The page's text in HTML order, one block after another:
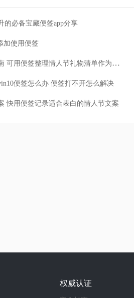
的必备宝藏便签app分享
加使用便签
情人节送礼指南 可用便签整理情人节礼物清单作为参考
便签怎么办 便签打不开怎么解决
快用便签记录适合表白的情人节文案
权威认证